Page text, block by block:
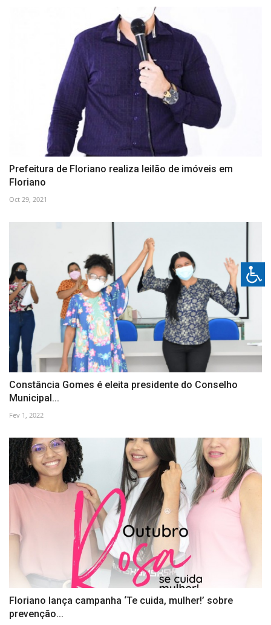
Prefeitura de Floriano realiza leilão de imóveis em
Floriano
Oct 29, 2021
Constância Gomes é eleita presidente do Conselho
Municipal...
Fev 1, 2022
Floriano lança campanha ‘Te cuida, mulher!’ sobre
prevenção...